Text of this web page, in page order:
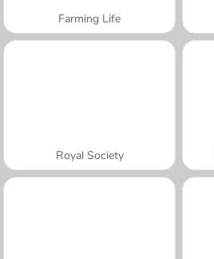
Farming Life
Royal Society